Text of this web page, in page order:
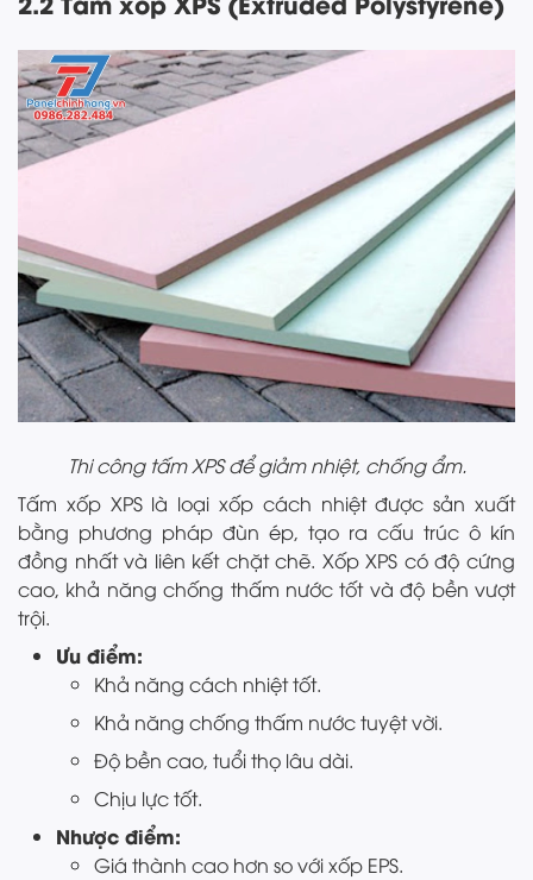
Thi công tấm XPS để giảm nhiệt, chống ẩm.
Tấm xốp XPS là loại xốp cách nhiệt được sản xuất
bằng phương pháp đùn ép, tạo ra cấu trúc ô kín
đồng nhất và liên kết chặt chẽ. Xốp XPS có độ cứng
cao, khả năng chống thấm nước tốt và độ bền vượt
trội.
Ưu điểm:
Khả năng cách nhiệt tốt.
Khả năng chống thấm nước tuyệt vời.
Độ bền cao, tuổi thọ lâu dài.
Chịu lực tốt.
Nhược điểm:
Giá thành cao hơn so với xốp EPS.